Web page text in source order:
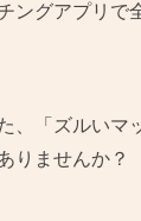
ングアプリで
、「ズルいマ
りませんか？